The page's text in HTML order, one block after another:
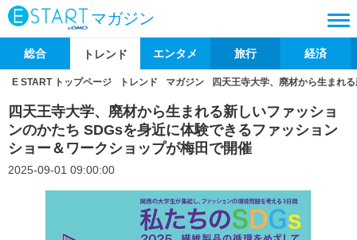
マガジン
総合 トレンド エンタメ 旅行 経済
E START トップページ トレンド マガジン 四天王寺大学、廃材から生まれ
四天王寺大学、廃材から生まれる新しいファッショ
ンのかたち SDGsを身近に体験できるファッション
ショー＆ワークショップが梅田で開催
2025-09-01 09:00:00